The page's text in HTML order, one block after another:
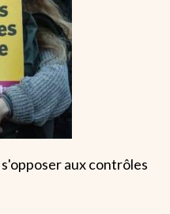
aux contrôles